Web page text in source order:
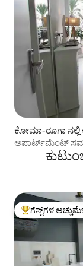
ಕೋಮಾ-ರೂಗಾ
ಅಪಾರ್ಟ್‌ಮೆಂಟ್
ಗೆಸ್ಟ್‌ಗಳಿಗೆ ಅತಿ
ಗೆಸ್ಟ್‌ಗಳ